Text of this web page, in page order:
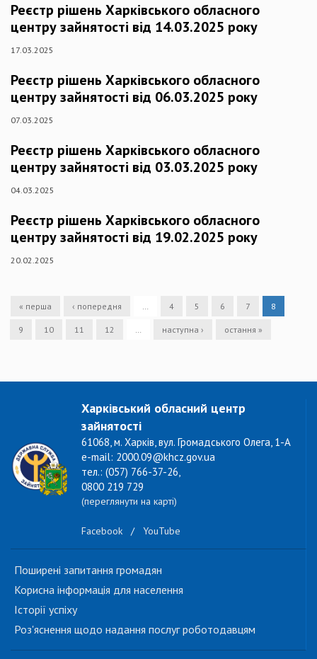
Реєстр рішень Харківського обласного
центру зайнятості від 14.03.2025 року
17.03.2025
Реєстр рішень Харківського обласного
центру зайнятості від 06.03.2025 року
07.03.2025
Реєстр рішень Харківського обласного
центру зайнятості від 03.03.2025 року
04.03.2025
Реєстр рішень Харківського обласного
центру зайнятості від 19.02.2025 року
20.02.2025
« перша ‹ попередня … 4 5 6 7 8
9 10 11 12 … наступна › остання »
Харківський обласний центр
зайнятості
61068, м. Харків, вул. Громадського Олега, 1-А
e-mail: 2000.09@khcz.gov.ua
тел.: (057) 766-37-26,
0800 219 729
(переглянути на карті)
Facebook / YouTube
Поширені запитання громадян
Корисна інформація для населення
Історії успіху
Роз'яснення щодо надання послуг роботодавцям